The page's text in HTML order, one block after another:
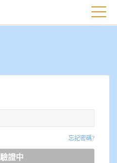
忘記密碼?
驗證中